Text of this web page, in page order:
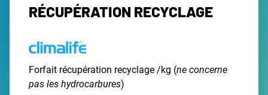
RÉCUPÉRATION RECYCLAGE
Forfait récupération recyclage /kg (ne concerne
pas les hydrocarbures)